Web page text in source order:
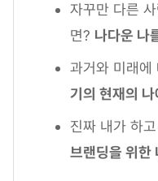
자꾸만 다른
면? 나다운 나
과거와 미래에
기의 현재의
진짜 내가 하
브랜딩을 위한